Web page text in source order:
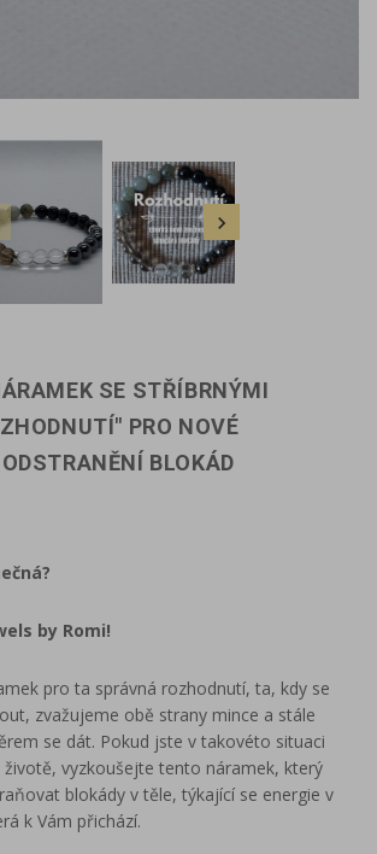

SE STŘÍBRNÝMI
PRO NOVÉ
BLOKÁD
by Romi!
pro ta správná rozhodnutí, ta, kdy se
zvažujeme obě strany mince a stále
se dát. Pokud jste v takovéto situaci
vyzkoušejte tento náramek, který
blokády v těle, týkající se energie v
k Vám přichází.